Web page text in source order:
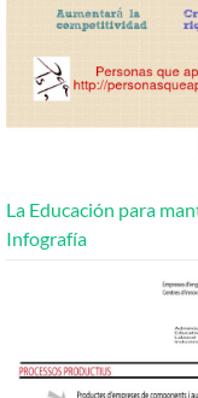
La Educación para
Infografía